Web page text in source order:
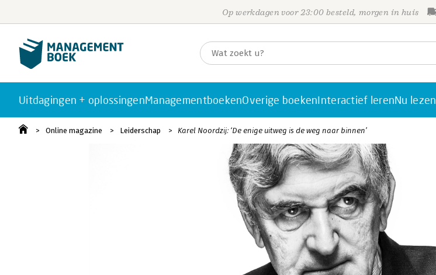
Op werkdagen voor 23:00 besteld, morgen in huis
Uitdagingen + oplossingenManagementboekenOverige boekenInteractief lerenNu lezen
Online magazine Leiderschap Karel Noordzij: ‘De enige uitweg is de weg naar binnen’